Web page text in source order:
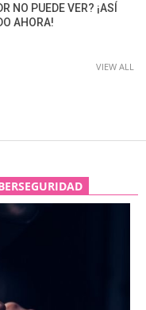
NO PUEDE VER? ¡ASÍ
AHORA!
VIEW ALL